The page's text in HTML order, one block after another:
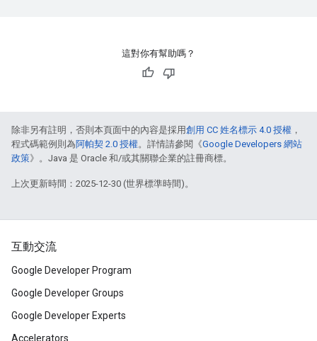
這對你有幫助嗎？
除非另有註明，否則本頁面中的內容是採用創用 CC 姓名標示 4.0 授權 ，
程式碼範例則為阿帕契 2.0 授權。詳情請參閱《Google Developers 網站
政策》。Java 是 Oracle 和/或其關聯企業的註冊商標。
上次更新時間：2025-12-30 (世界標準時間)。
互動交流
Google Developer Program
Google Developer Groups
Google Developer Experts
Accelerators